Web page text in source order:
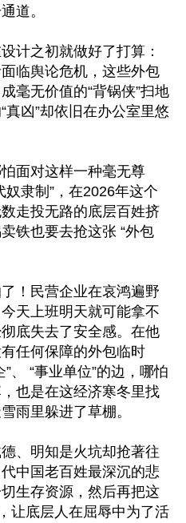
道。
计之初就做好了打算：
临舆论危机，这些外包
毫无价值的“背锅侠”扫地
凶”却依旧在办公室里悠
面对这样一种毫无尊
奴隶制”，在2026年这个
走投无路的底层百姓挤
铁也要去抢这张 “外包
！民营企业在哀鸿遍野
天上班明天就可能拿不
底失去了安全感。在他
任何保障的外包临时
、 “事业单位”的边，哪怕
也是在这经济寒冬里找
雨里躲进了草棚。
、明知是火坑却抢著往
中国老百姓最深沉的悲
生存资源，然后再把这
让底层人在屈辱中为了活